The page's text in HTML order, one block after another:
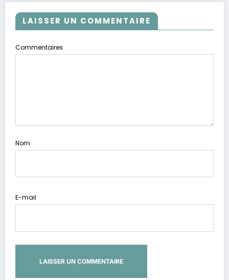
LAISSER UN COMMENTAIRE
Commentaires
Nom
E-mail